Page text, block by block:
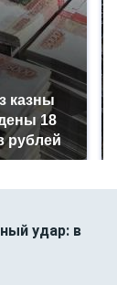
казны
18
рублей
удар: в